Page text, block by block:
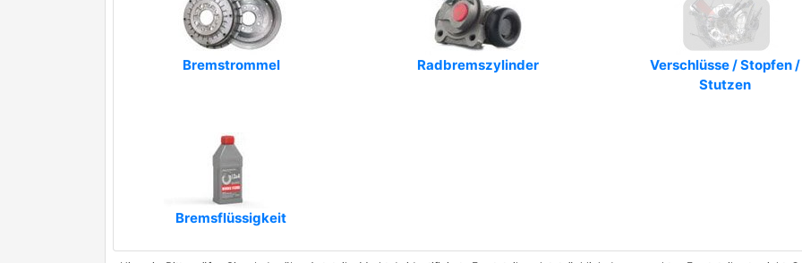
Bremstrommel Radbremszylinder
Verschlüsse / Stopfen /
Stutzen
Bremsflüssigkeit